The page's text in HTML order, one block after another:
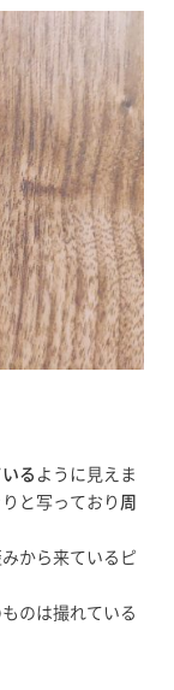
る ように見えま
と写っており 周
から来ているピ
のは撮れている